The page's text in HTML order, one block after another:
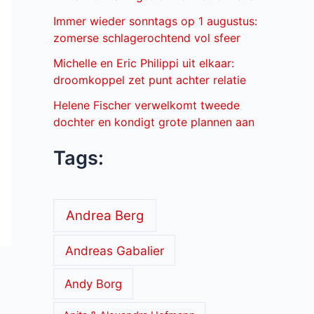
Immer wieder sonntags op 1 augustus:
zomerse schlagerochtend vol sfeer
Michelle en Eric Philippi uit elkaar:
droomkoppel zet punt achter relatie
Helene Fischer verwelkomt tweede
dochter en kondigt grote plannen aan
Tags:
Andrea Berg
Andreas Gabalier
Andy Borg